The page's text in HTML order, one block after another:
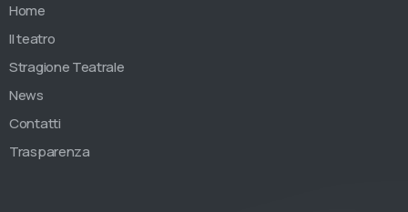
Home
Il teatro
Stragione Teatrale
News
Contatti
Trasparenza